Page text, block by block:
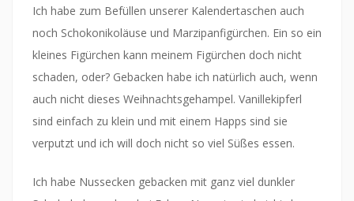
Ich habe zum Befüllen unserer Kalendertaschen auch
noch Schokonikoläuse und Marzipanfigürchen. Ein so ein
kleines Figürchen kann meinem Figürchen doch nicht
schaden, oder? Gebacken habe ich natürlich auch, wenn
auch nicht dieses Weihnachtsgehampel. Vanillekipferl
sind einfach zu klein und mit einem Happs sind sie
verputzt und ich will doch nicht so viel Süßes essen.
Ich habe Nussecken gebacken mit ganz viel dunkler